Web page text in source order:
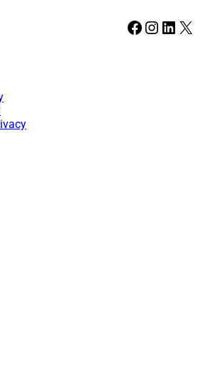
Facebook Instagram LinkedIn X